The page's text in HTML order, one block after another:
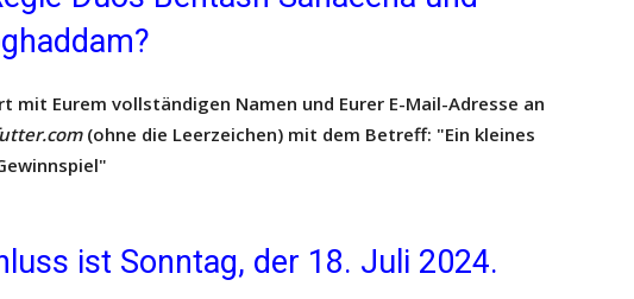
mit Eurem vollständigen Namen und Eurer E-Mail-Adresse an
(ohne die Leerzeichen) mit dem Betreff: "Ein kleines
ist Sonntag, der 18. Juli 2024.